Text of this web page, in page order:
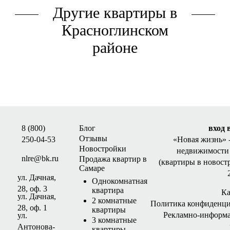
Другие квартиры в
Красноглинском
районе
8 (800)
250-04-53
nlre@bk.ru
ул. Дачная,
28, оф. 3
ул. Дачная,
28, оф. 1
ул.
Антонова-
Блог
Отзывы
Новостройки
Продажа квартир в
Самаре
Однокомнатная
квартира
2 комнатные
квартиры
3 комнатные
вход
«Новая жизнь»
(квартиры в
Политика
Рекламно-